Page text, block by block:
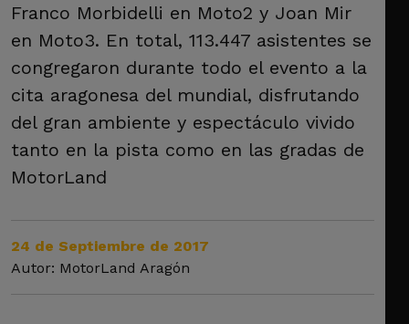
Franco Morbidelli en Moto2 y Joan Mir
en Moto3. En total, 113.447 asistentes se
congregaron durante todo el evento a la
cita aragonesa del mundial, disfrutando
del gran ambiente y espectáculo vivido
tanto en la pista como en las gradas de
MotorLand
24 de Septiembre de 2017
Autor: MotorLand Aragón